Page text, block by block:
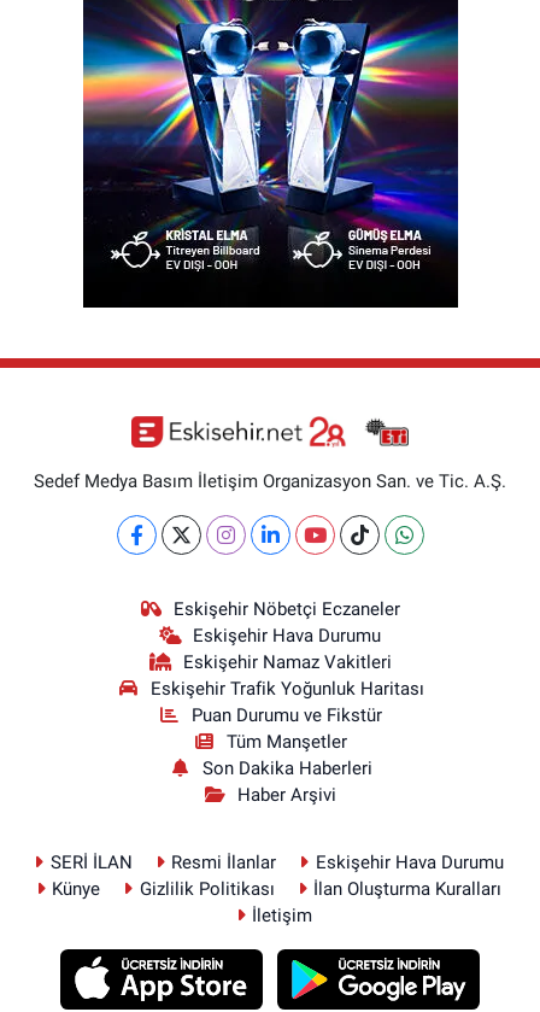
Sedef Medya Basım İletişim Organizasyon San. ve Tic. A.Ş.
Eskişehir Nöbetçi Eczaneler
Eskişehir Hava Durumu
Eskişehir Namaz Vakitleri
Eskişehir Trafik Yoğunluk Haritası
Puan Durumu ve Fikstür
Tüm Manşetler
Son Dakika Haberleri
Haber Arşivi
SERİ İLAN Resmi İlanlar
Eskişehir Hava Durumu
Künye
Gizlilik Politikası
İlan Oluşturma Kuralları
İletişim